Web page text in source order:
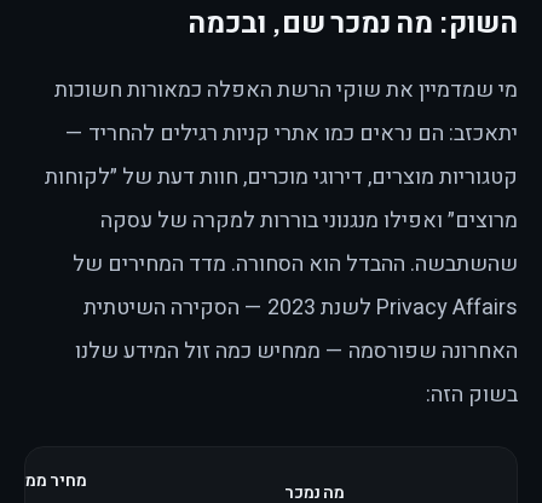
השוק: מה נמכר שם, ובכמה
מי שמדמיין את שוקי הרשת האפלה כמאורות חשוכות
יתאכזב: הם נראים כמו אתרי קניות רגילים להחריד —
קטגוריות מוצרים, דירוגי מוכרים, חוות דעת של ״לקוחות
מרוצים״ ואפילו מנגנוני בוררות למקרה של עסקה
שהשתבשה. ההבדל הוא הסחורה. מדד המחירים של
Privacy Affairs לשנת 2023 — הסקירה השיטתית
האחרונה שפורסמה — ממחיש כמה זול המידע שלנו
בשוק הזה:
מה נמכר